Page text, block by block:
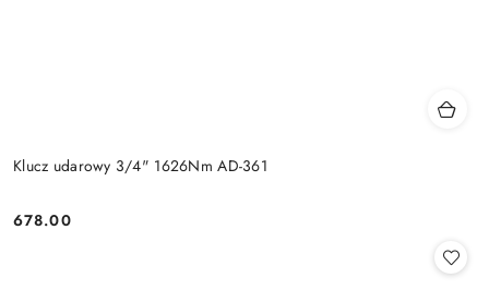
Klucz udarowy 3/4" 1626Nm AD-361
Cena:
678.00